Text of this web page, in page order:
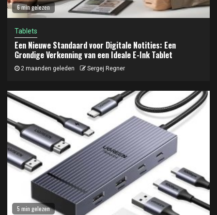
6 min gelezen
Tablets
Een Nieuwe Standaard voor Digitale Notities: Een
Grondige Verkenning van een Ideale E-Ink Tablet
2 maanden geleden Sergej Regner
5 min gelezen